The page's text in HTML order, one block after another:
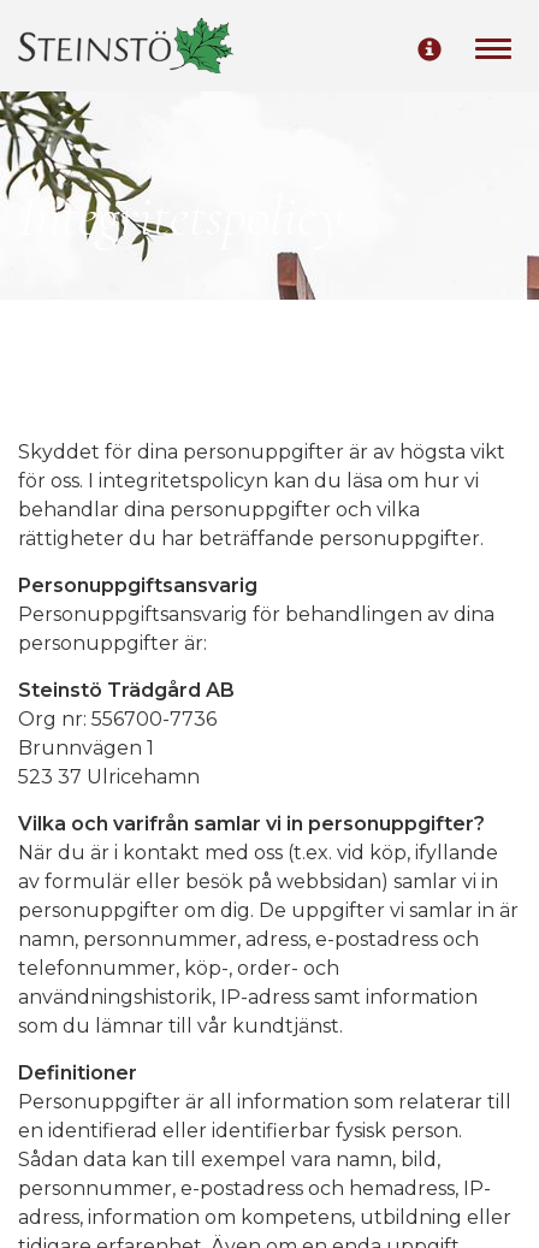
Integritetspolicy
Skyddet för dina personuppgifter är av högsta vikt
för oss. I integritetspolicyn kan du läsa om hur vi
behandlar dina personuppgifter och vilka
rättigheter du har beträffande personuppgifter.
Personuppgiftsansvarig
Personuppgiftsansvarig för behandlingen av dina
personuppgifter är:
Steinstö Trädgård AB
Org nr: 556700-7736
Brunnvägen 1
523 37 Ulricehamn
Vilka och varifrån samlar vi in personuppgifter?
När du är i kontakt med oss (t.ex. vid köp, ifyllande
av formulär eller besök på webbsidan) samlar vi in
personuppgifter om dig. De uppgifter vi samlar in är
namn, personnummer, adress, e-postadress och
telefonnummer, köp-, order- och
användningshistorik, IP-adress samt information
som du lämnar till vår kundtjänst.
Definitioner
Personuppgifter är all information som relaterar till
en identifierad eller identifierbar fysisk person.
Sådan data kan till exempel vara namn, bild,
personnummer, e-postadress och hemadress, IP-
adress, information om kompetens, utbildning eller